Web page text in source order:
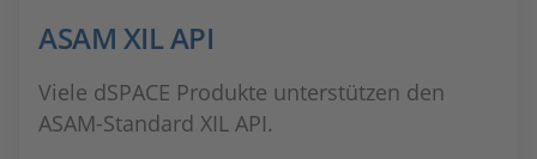
ASAM XIL API
Viele dSPACE Produkte unterstützen den
ASAM-Standard XIL API.